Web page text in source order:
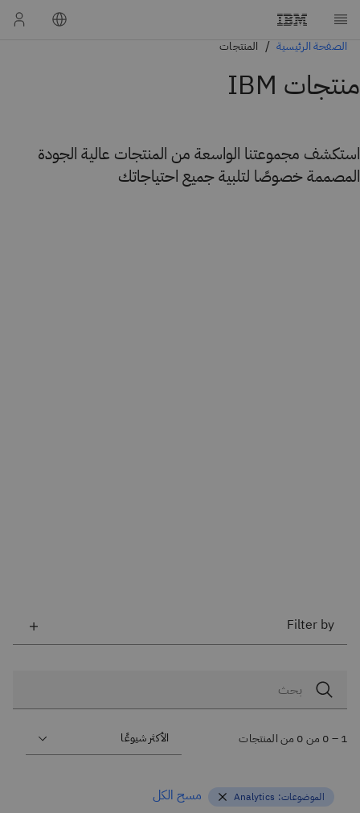
الصفحة الرئيسية المنتجات
منتجات IBM
استكشف مجموعتنا الواسعة من المنتجات عالية الجودة
المصممة خصوصًا لتلبية جميع احتياجاتك
Filter by
1 – ‏0 من 0 من المنتجات
الموضوعات: Analytics مسح الكل